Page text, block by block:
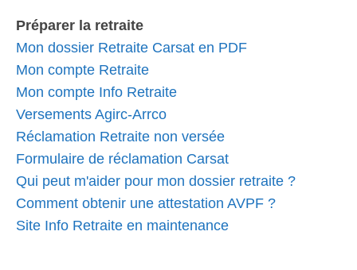
Préparer la retraite
Mon dossier Retraite Carsat en PDF
Mon compte Retraite
Mon compte Info Retraite
Versements Agirc-Arrco
Réclamation Retraite non versée
Formulaire de réclamation Carsat
Qui peut m'aider pour mon dossier retraite ?
Comment obtenir une attestation AVPF ?
Site Info Retraite en maintenance